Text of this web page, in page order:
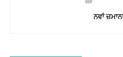
ਨਵਾਂ